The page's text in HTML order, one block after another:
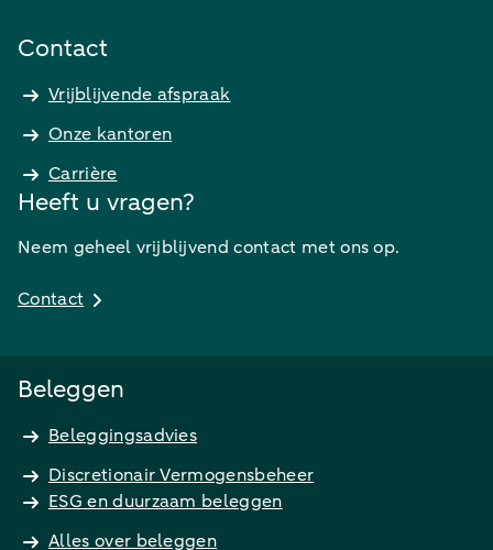
Contact
Vrijblijvende afspraak
Onze kantoren
Carrière
Heeft u vragen?
Neem geheel vrijblijvend contact met ons op.
Contact
Beleggen
Beleggingsadvies
Discretionair Vermogensbeheer
ESG en duurzaam beleggen
Alles over beleggen